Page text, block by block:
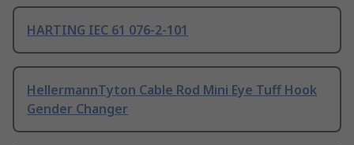
HARTING IEC 61 076-2-101
HellermannTyton Cable Rod Mini Eye Tuff Hook
Gender Changer